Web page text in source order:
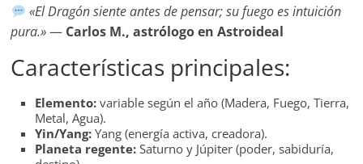
«El Dragón siente antes de pensar; su fuego es intuición
pura.»— Carlos M., astrólogo en Astroideal
Características principales:
Elemento: variable según el año (Madera, Fuego, Tierra,
Metal, Agua).
Yin/Yang: Yang (energía activa, creadora).
Planeta regente: Saturno y Júpiter (poder, sabiduría,